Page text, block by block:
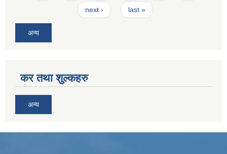
next › last »
अन्य
कर तथा शुल्कहरु
अन्य